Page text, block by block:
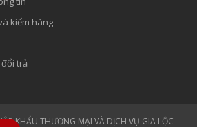
kiểm hàng
trả
KHẨU THƯƠNG MẠI VÀ DỊCH VỤ GIA LỘC